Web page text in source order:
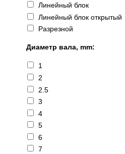
Линейный блок
Линейный блок открытый
Разрезной
Диаметр вала, mm:
1
2
2.5
3
4
5
6
7